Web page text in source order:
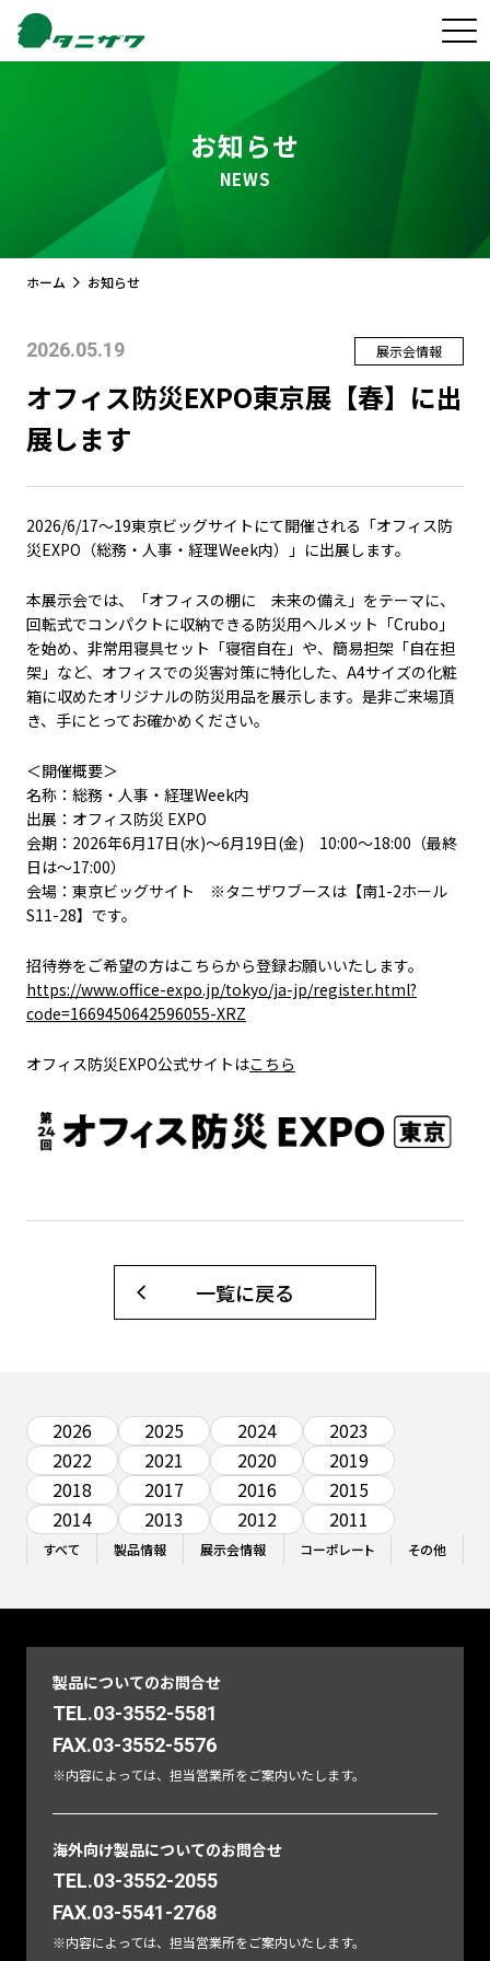
お知らせ
NEWS
ホーム お知らせ
2026.05.19 展示会情報
オフィス防災EXPO東京展【春】に出
展します
2026/6/17～19東京ビッグサイトにて開催される「オフィス防
災EXPO（総務・人事・経理Week内）」に出展します。
本展示会では、「オフィスの棚に 未来の備え」をテーマに、
回転式でコンパクトに収納できる防災用ヘルメット「Crubo」
を始め、非常用寝具セット「寝宿自在」や、簡易担架「自在担
架」など、オフィスでの災害対策に特化した、A4サイズの化粧
箱に収めたオリジナルの防災用品を展示します。是非ご来場頂
き、手にとってお確かめください。
＜開催概要＞
名称：総務・人事・経理Week内
出展：オフィス防災 EXPO
会期：2026年6月17日(水)～6月19日(金) 10:00～18:00（最終
日は～17:00）
会場：東京ビッグサイト ※タニザワブースは【南1-2ホール
S11-28】です。
招待券をご希望の方はこちらから登録お願いいたします。
https://www.office-expo.jp/tokyo/ja-jp/register.html?
code=1669450642596055-XRZ
オフィス防災EXPO公式サイトはこちら
一覧に戻る
2026 2025 2024
2023
2022
2021 2020
2019
2018
2017 2016
2015
2014
2013 2012 2011
すべて 製品情報 展示会情報 コーポレート その他
製品についてのお問合せ
TEL.03-3552-5581
FAX.03-3552-5576
※内容によっては、担当営業所をご案内いたします。
海外向け製品についてのお問合せ
TEL.03-3552-2055
FAX.03-5541-2768
※内容によっては、担当営業所をご案内いたします。